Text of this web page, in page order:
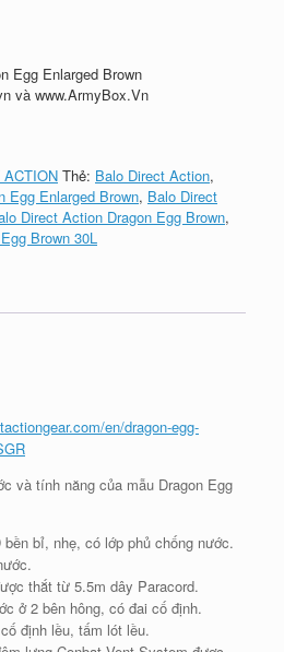
Egg Enlarged Brown
và www.ArmyBox.Vn
ACTION Thẻ: Balo Direct Action,
Egg Enlarged Brown, Balo Direct
Direct Action Dragon Egg Brown,
Brown 30L
en/dragon-egg-
và tính năng của mẫu Dragon Egg
bền bỉ, nhẹ, có lớp phủ chống nước.
thắt từ 5.5m dây Paracord.
ở 2 bên hông, có đai cố định.
định lều, tấm lót lều.